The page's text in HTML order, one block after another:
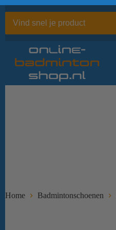
naar
inhoud
Home Badmintonschoenen